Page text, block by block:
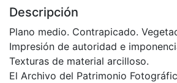
Descripción
Plano medio. Contrapicado.
Impresión de autoridad e
Texturas de material arcilloso.
El Archivo del Patrimonio